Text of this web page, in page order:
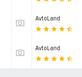
AvtoLand
AvtoLand